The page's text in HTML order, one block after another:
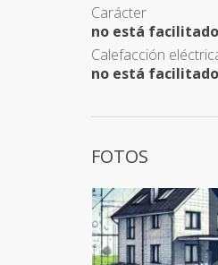
Carácter
no está facilitado
Calefacción
no está facilitado
FOTOS